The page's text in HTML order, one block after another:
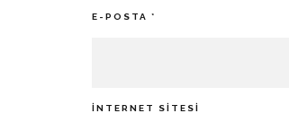
E-POSTA *
İNTERNET SITESI